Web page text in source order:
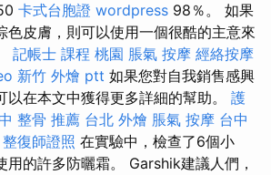
卡式台胞證 wordpress 98％。 如果
色皮膚，則可以使用一個很酷的主意來
記帳士 課程 桃園 脹氣 按摩 經絡按摩
新竹 外燴 ptt 如果您對自我銷售感興
以在本文中獲得更多詳細的幫助。 護
整骨 推薦 台北 外燴 脹氣 按摩 台中
整復師證照 在實驗中，檢查了6個小
用的許多防曬霜。 Garshik建議人們，